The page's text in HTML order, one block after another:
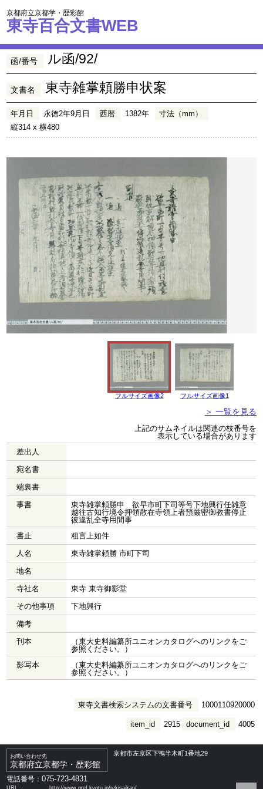
京都府立京都学・歴彩館
東寺百合文書WEB
函/番号 ル函/92/
文書名 東寺雑掌頼勝申状案
年月日 永徳2年9月日 西暦 1382年
寸法（mm）
縦314 x 横480
フルサイズ画像2 フルサイズ画像1
＞ 一覧を見る
上記のサムネイルは関連の枝番号を
表示している場合があります
差出人
宛名書
端裏書
事書
東寺雑掌頼勝申 欲早市町下司等号下地興行任雑意
越往古知行境令押領散在寺領上者預厳密御教書停止
彼違乱全寺用間事
書止
粗言上如件
人名
東寺雑掌頼勝 市町下司
地名
寺社名
東寺 東寺御影堂
その他事項
下地興行
備考
刊本
（東大史料編纂所ユニオンカタログへのリンクをご
参照ください。）
影写本
（東大史料編纂所ユニオンカタログへのリンクをご
参照ください。）
東寺文書検索システムの文書番号 1000110920000
document_id 4005
item_id 2915
お問い合わせ先
京都府立京都学・歴彩館
京都市左京区下鴨半木町1番地29
電話番号：075-723-4831
URL ： http://www.pref.kyoto.jp/rekisaikan/